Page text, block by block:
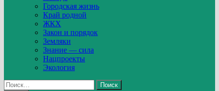
Городская жизнь
Край родной
ЖКХ
Закон и порядок
Земляки
Знание — сила
Нацпроекты
Экология
Найти: